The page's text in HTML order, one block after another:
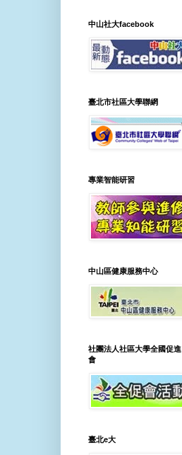
中山社大facebook
臺北市社區大學聯網
專業智能研習
中山區健康服務中心
社團法人社區大學全國促進
會
臺北e大